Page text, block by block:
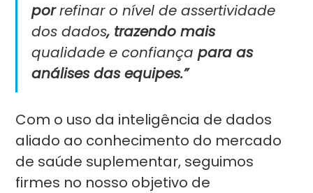
porrefinar o nível de assertividade
dos dados, trazendo mais
qualidade e confiança para as
análises das equipes.”
Com o uso da inteligência de dados
aliado ao conhecimento do mercado
de saúde suplementar, seguimos
firmes no nosso objetivo de